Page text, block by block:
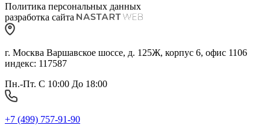
Политика персональных данных
разработка сайта
г. Москва Варшавское шоссе, д. 125Ж, корпус 6, офис 1106
индекс: 117587
Пн.-Пт. С 10:00 До 18:00
+7 (499) 757-91-90